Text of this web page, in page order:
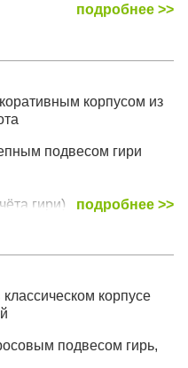
Cherry)
подробнее >>
корпусом из
подвесом гири
гири)
подробнее >>
классическом корпусе
подвесом гирь,